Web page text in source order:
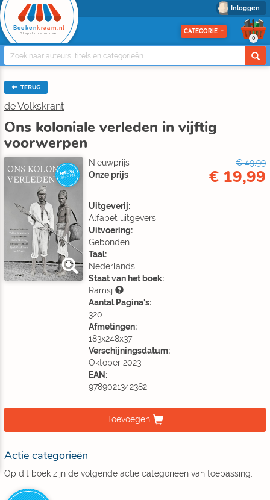
Inloggen
Boeken kraam.nl
Stapel op voordeel CATEGORIE
0
TERUG
de Volkskrant
Ons koloniale verleden in vijftig
voorwerpen
NIEUW
BINNEN
Nieuwprijs
€ 49,99
Onze prijs
€ 19,99
Uitgeverij:
Alfabet uitgevers
Uitvoering:
Gebonden
Taal:
Nederlands
Staat van het boek:
Ramsj
Aantal Pagina's:
320
Afmetingen:
183x248x37
Verschijningsdatum:
Oktober 2023
EAN:
9789021342382
Toevoegen
Actie categorieën
Op dit boek zijn de volgende actie categorieën van toepassing: